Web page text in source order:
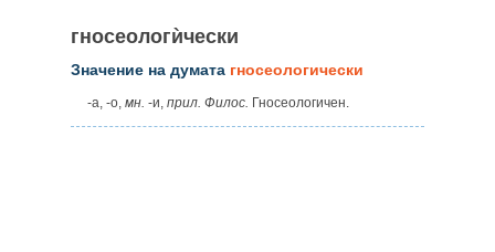
гносеологѝчески
Значение на думата гносеологически
‑а, ‑о, мн. ‑и, прил. Филос. Гносеологичен.